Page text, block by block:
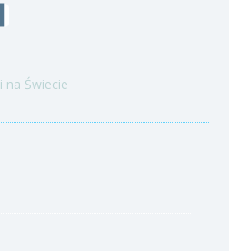
na Świecie